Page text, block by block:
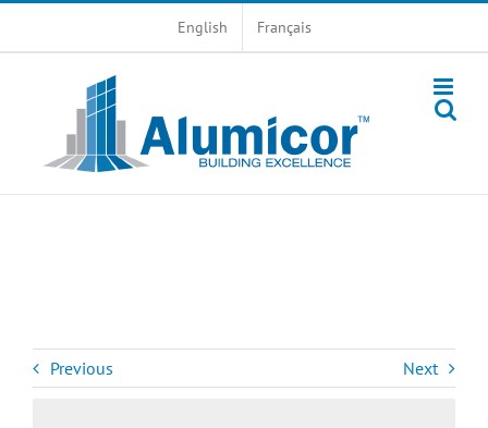
English Français
Previous Next